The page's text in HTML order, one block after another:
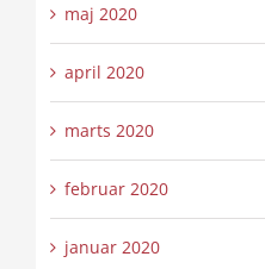
maj 2020
april 2020
marts 2020
februar 2020
januar 2020